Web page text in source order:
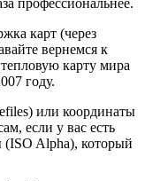
профессиональнее.
карт (через
вернемся к
карту мира
году.
или координаты
если у вас есть
(ISO Alpha), который